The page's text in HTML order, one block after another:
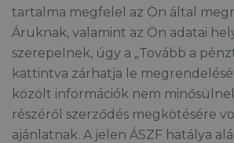
tartalma megfelel az Ön által
Áruknak, valamint az Ön adatai
szerepelnek, úgy a „Tovább a
kattintva zárhatja le
közölt információk nem
részéről szerződés megkötésére
ajánlatnak. A jelen ÁSZF hatálya